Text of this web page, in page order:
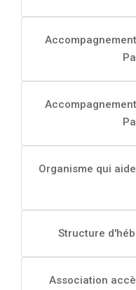
Organisme qui
Structure
Association